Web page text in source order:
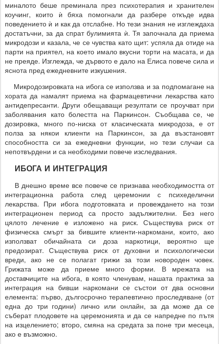
миналото беше преминала през психотерапия и хранителен
коучинг, които ѝ бяха помогнали да разбере откъде идва
поведението ѝ и как да отслабне. Но тези знания не изглеждаха
достатъчни, за да спрат булимията ѝ. Тя започнала да приема
микродози и казала, че се чувства като щит: успяла да отиде на
парти на приятел, на което имало вкусни торти на масата, и да
не преяде. Изглежда, че дървото е дало на Елиса повече сила и
яснота пред ежедневните изкушения.
Микродозировката на ибога се използва и за подпомагане на
хората да намалят приема на фармацевтични лекарства като
антидепресанти. Други обещаващи резултати се проучват при
заболявания като болестта на Паркинсон. Съобщава се, че
дозировка, много по-ниска от класическата микродоза, е от
полза за някои клиенти на Паркинсон, за да възстановят
способността си за ежедневни функции, но тези случаи са
непотвърдени и са необходими повече изследвания.
ИБОГА И ИНТЕГРАЦИЯ
В днешно време все повече се признава необходимостта от
интеграционна работа след церемонии с психеделични
лекарства. При ибога подготовката и провеждането на този
интеграционен период са просто задължителни. Без него
цялото лечение е изложено на риск. Съществува риск от
физическа смърт за бившите клиенти-наркомани, които, ако
използват обичайната си доза наркотици, вероятно ще
предозират. Съществува риск от духовни и психологически
вреди, ако не се полагат грижи за този новороден човек.
Грижата може да приеме много форми. В мрежата на
доставчиците на ибога, в която членувам, нашата практика за
интеграция на бивши наркомани се състои от два основни
елемента: първо, дългосрочно терапевтично проследяване (от
една до три години) лично или онлайн, за да може да се
съберат плодовете на церемонията и да се напредне по пътя
на изцелението; второ, смяна на средата за поне три месеца,
ако е възможно.